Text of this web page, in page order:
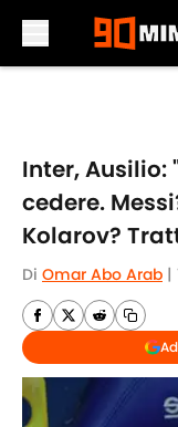
Inter, Ausilio:
cedere.
Kolarov?
Di Omar Abo Arab |